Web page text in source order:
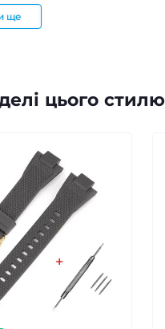
ще
цього стилю